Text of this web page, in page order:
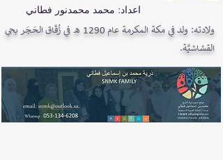
اعداد: محمد محمدنور فطاني
ولادته: ولد في مكة المكرمة عام 1290 هـ في زُقَاق الحَجَر بحي
القشاشيَّة.